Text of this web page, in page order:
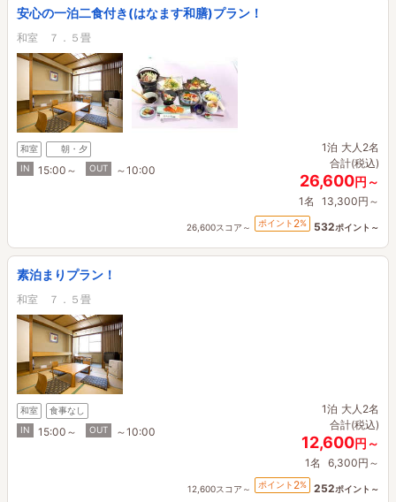
安心の一泊二食付き(はなます和膳)プラン！
和室 ７．５畳
和室
朝・夕
IN
15:00～ OUT ～10:00
1泊 大人2名
合計(税込)
26,600円～
1名 13,300円～
26,600スコア～ ポイント 2% 532ポイント～
素泊まりプラン！
和室 ７．５畳
和室
食事なし
IN
15:00～ OUT ～10:00
1泊 大人2名
合計(税込)
12,600円～
1名 6,300円～
12,600スコア～ ポイント 2% 252ポイント～